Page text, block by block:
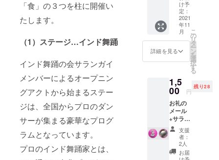
「食」の３つを柱に開催い
たします。
（1）ステージ…インド舞踊
インド舞踊の会サランガイ
メンバーによるオープニン
グアクトから始まるステー
ジは、全国からプロのダン
サーが集まる豪華なプログ
ラムとなっています。
プロのインド舞踊家とは、
す。 施
術は、
頭から
鎖骨周
りまで
パを流
し、イ
で耳の
揉みほ
ぐしを
してツ
ボを押
してい
きま
す。そ
のうえ
で必要
「不二
山」と
異表記
される
ことが
ありま
す。 な
ケータ
イク
リー
ナー。
※送料込
み ※大
変申し
訳ござ
いませ
んが色
軽に楽
しめ
て、 な
おかつ
インス
タント
ではな
い 本格
的な
セット
をご用
意しま
した。
小分け
パック
は初め
てチャ
イを飲
まれる
け予
定：
2021
年11
月
詳細を見る
こ
の
リ
タ
ー
ン
を
選
択
す
る
1,5
00 円
残り28
お礼の
メール
+サラン
ガイ缶
バッチ
１個 サ
ランガ
イオリ
支援
者：
2人
お届